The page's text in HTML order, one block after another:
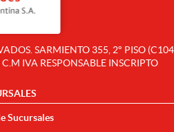
SARMIENTO 355, 2° PISO
IVA RESPONSABLE INSCRIPTO
Sucursales